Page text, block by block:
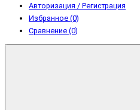
Авторизация / Регистрация
Избранное (0)
Сравнение (0)